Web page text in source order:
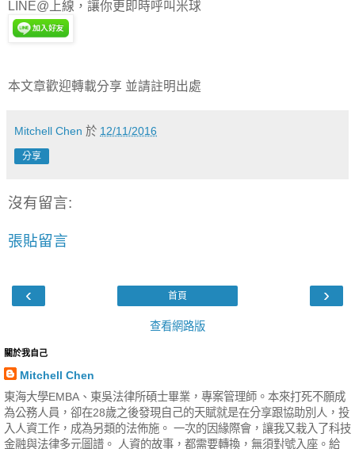
LINE@上線，讓你更即時呼叫米球
本文章歡迎轉載分享 並請註明出處
Mitchell Chen 於 12/11/2016
分享
沒有留言:
張貼留言
‹ ›
首頁
查看網路版
關於我自己
Mitchell Chen
東海大學EMBA、東吳法律所碩士畢業，專案管理師。本來打死不願成
為公務人員，卻在28歲之後發現自己的天賦就是在分享跟協助別人，投
入人資工作，成為另類的法佈施。 一次的因緣際會，讓我又栽入了科技
金融與法律多元圖譜。 人資的故事，都需要轉換，無須對號入座。給